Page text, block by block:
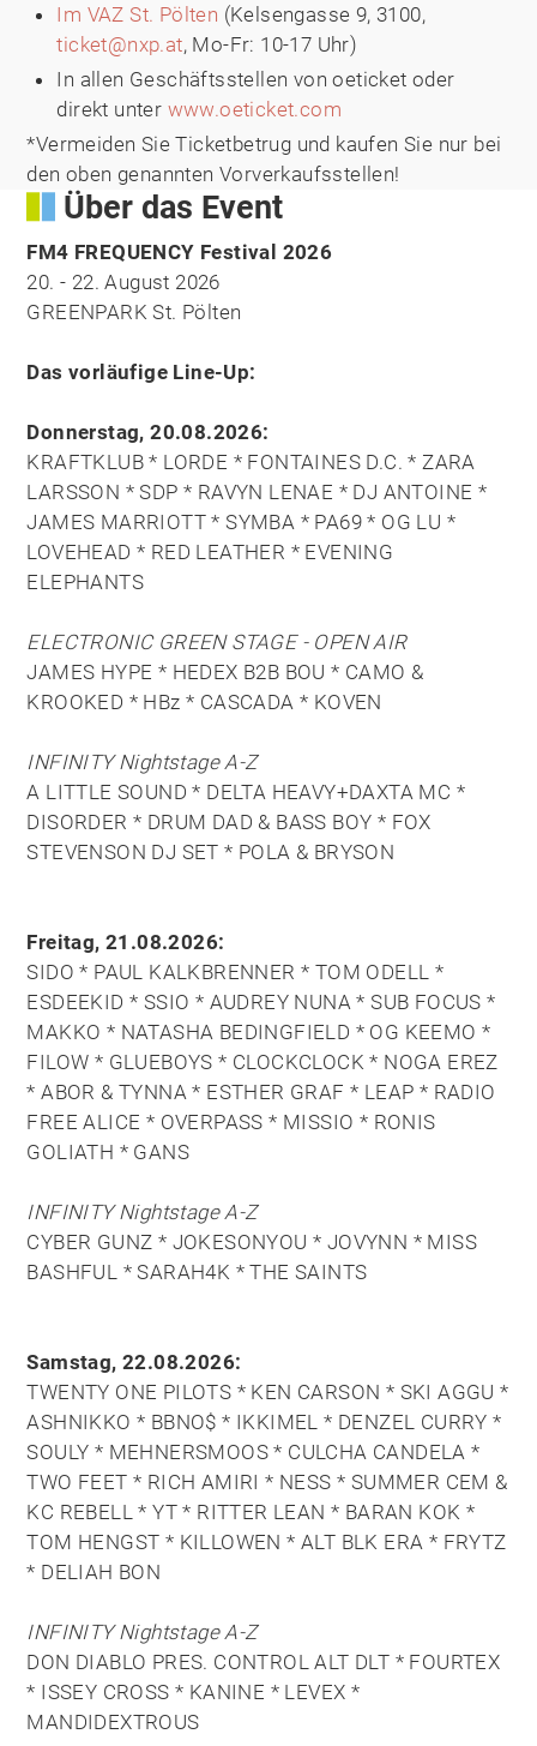
Im VAZ St. Pölten (Kelsengasse 9, 3100,
ticket@nxp.at, Mo-Fr: 10-17 Uhr)
In allen Geschäftsstellen von oeticket oder
direkt unter www.oeticket.com
*Vermeiden Sie Ticketbetrug und kaufen Sie nur bei
den oben genannten Vorverkaufsstellen!
Über das Event
FM4 FREQUENCY Festival 2026
20. - 22. August 2026
GREENPARK St. Pölten
Das vorläufige Line-Up:
Donnerstag, 20.08.2026:
KRAFTKLUB * LORDE * FONTAINES D.C. * ZARA
LARSSON * SDP * RAVYN LENAE * DJ ANTOINE *
JAMES MARRIOTT * SYMBA * PA69 * OG LU *
LOVEHEAD * RED LEATHER * EVENING
ELEPHANTS
ELECTRONIC GREEN STAGE - OPEN AIR
JAMES HYPE * HEDEX B2B BOU * CAMO &
KROOKED * HBz * CASCADA * KOVEN
INFINITY Nightstage A-Z
A LITTLE SOUND * DELTA HEAVY+DAXTA MC *
DISORDER * DRUM DAD & BASS BOY * FOX
STEVENSON DJ SET * POLA & BRYSON
Freitag, 21.08.2026:
SIDO * PAUL KALKBRENNER * TOM ODELL *
ESDEEKID * SSIO * AUDREY NUNA * SUB FOCUS *
MAKKO * NATASHA BEDINGFIELD * OG KEEMO *
FILOW * GLUEBOYS * CLOCKCLOCK * NOGA EREZ
* ABOR & TYNNA * ESTHER GRAF * LEAP * RADIO
FREE ALICE * OVERPASS * MISSIO * RONIS
GOLIATH * GANS
INFINITY Nightstage A-Z
CYBER GUNZ * JOKESONYOU * JOVYNN * MISS
BASHFUL * SARAH4K * THE SAINTS
Samstag, 22.08.2026:
TWENTY ONE PILOTS * KEN CARSON * SKI AGGU *
ASHNIKKO * BBNO$ * IKKIMEL * DENZEL CURRY *
SOULY * MEHNERSMOOS * CULCHA CANDELA *
TWO FEET * RICH AMIRI * NESS * SUMMER CEM &
KC REBELL * YT * RITTER LEAN * BARAN KOK *
TOM HENGST * KILLOWEN * ALT BLK ERA * FRYTZ
* DELIAH BON
INFINITY Nightstage A-Z
DON DIABLO PRES. CONTROL ALT DLT * FOURTEX
* ISSEY CROSS * KANINE * LEVEX *
MANDIDEXTROUS